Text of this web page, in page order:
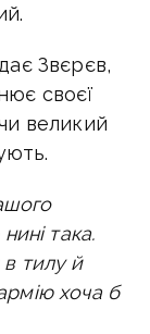
Звєрєв,
своєї
великий
така.
в тилу й
хоча б